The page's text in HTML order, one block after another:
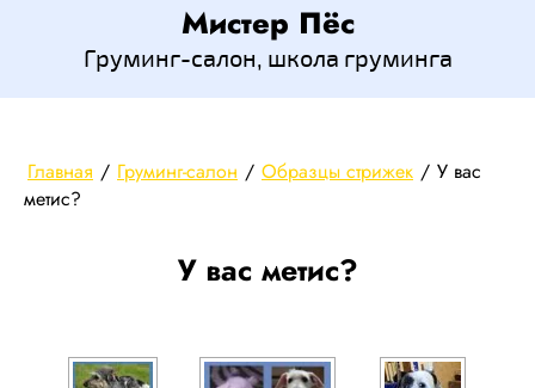
Мистер Пёс
Груминг-салон, школа груминга
Главная / Груминг-салон / Образцы стрижек / У вас
метис?
У вас метис?